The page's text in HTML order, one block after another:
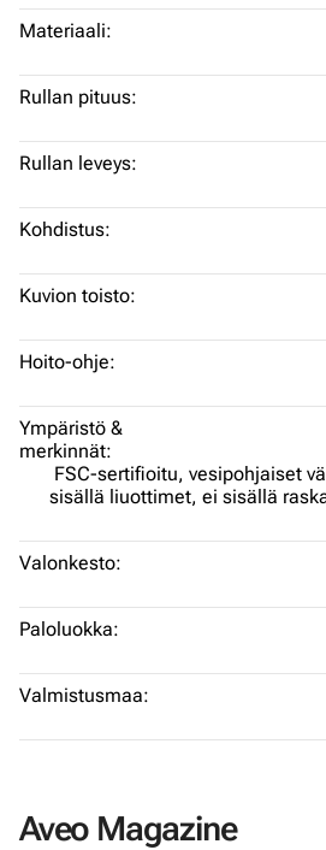
Materiaali:
Rullan pituus:
Rullan leveys:
Kohdistus:
Kuvion toisto:
Hoito-ohje:
Ympäristö &
merkinnät:
FSC-sertifioitu, vesipohjaiset
sisällä liuottimet, ei sisällä
Valonkesto:
Paloluokka:
Valmistusmaa:
Aveo Magazine